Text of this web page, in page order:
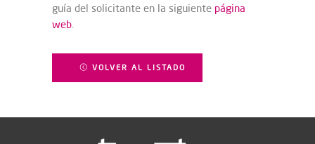
guía del solicitante en la siguiente página
web.
VOLVER AL LISTADO